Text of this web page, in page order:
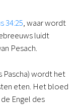
34:25, waar wordt
luidt
Pesach.
Pascha) wordt het
eten. Het bloed
Engel des